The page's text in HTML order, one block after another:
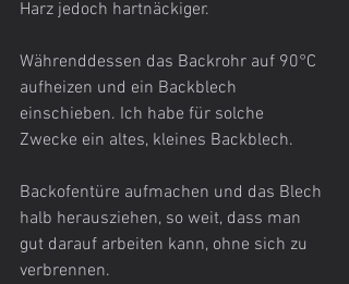
Harz jedoch hartnäckiger.
Währenddessen das Backrohr auf 90°C
aufheizen und ein Backblech
einschieben. Ich habe für solche
Zwecke ein altes, kleines Backblech.
Backofentüre aufmachen und das Blech
halb herausziehen, so weit, dass man
gut darauf arbeiten kann, ohne sich zu
verbrennen.